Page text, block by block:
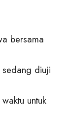
bersama
sedang diuji
untuk